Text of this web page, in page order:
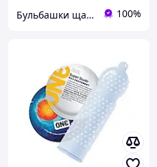
Бульбашки щастя 100%